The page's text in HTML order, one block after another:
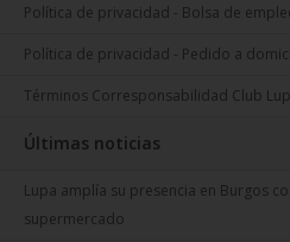
Política de privacidad - Bolsa de
Política de privacidad - Pedido a
Términos Corresponsabilidad Club
Últimas noticias
Lupa amplía su presencia en Burgos
supermercado